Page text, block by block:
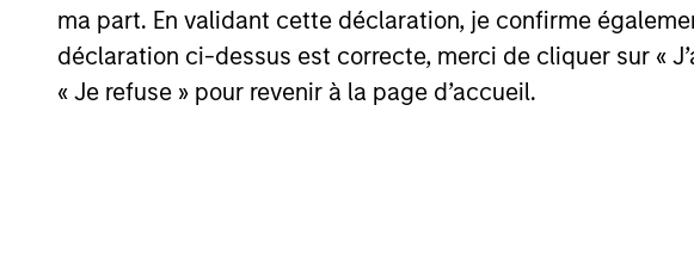
ma part. En validant cette déclaration, je confirme
déclaration ci-dessus est correcte, merci de cliquer sur «
« Je refuse » pour revenir à la page d’accueil.
All investing involves risks, including a loss of principal.
Please refer to the strategy detail page for important